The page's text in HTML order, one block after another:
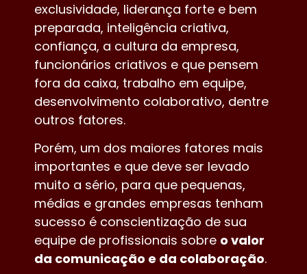
exclusividade, liderança forte e bem
preparada, inteligência criativa,
confiança, a cultura da empresa,
funcionários criativos e que pensem
fora da caixa, trabalho em equipe,
desenvolvimento colaborativo, dentre
outros fatores.
Porém, um dos maiores fatores mais
importantes e que deve ser levado
muito a sério, para que pequenas,
médias e grandes empresas tenham
sucesso é conscientização de sua
equipe de profissionais sobre o valor
da comunicação e da colaboração.